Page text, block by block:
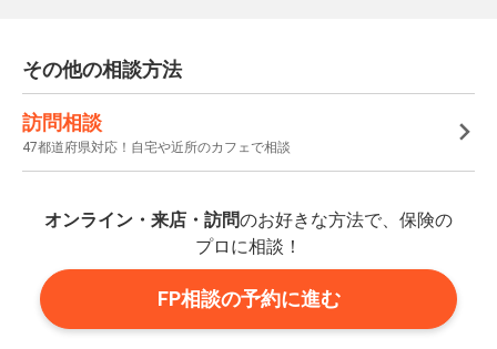
その他の相談方法
訪問相談
47都道府県対応！自宅や近所のカフェで相談
オンライン・来店・訪問のお好きな方法で、保険の
プロに相談！
FP相談の予約に進む